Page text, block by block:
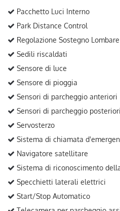
Pacchetto Luci Interno
Park Distance Control
Regolazione Sostegno Lombare
Sedili riscaldati
Sensore di luce
Sensore di pioggia
Sensori di parcheggio anteriori
Sensori di parcheggio posteriori
Servosterzo
Sistema di chiamata
Navigatore satellitare
Sistema di riconoscimento
Specchietti laterali elettrici
Start/Stop Automatico